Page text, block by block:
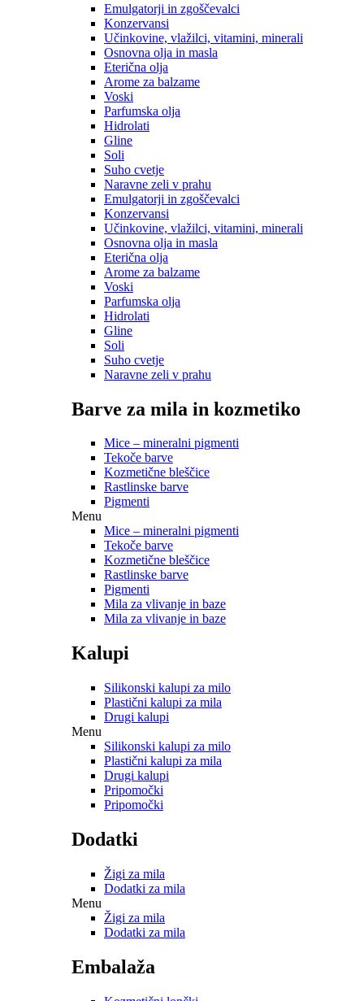
Emulgatorji in zgoščevalci
Konzervansi
Učinkovine, vlažilci, vitamini, minerali
Osnovna olja in masla
Eterična olja
Arome za balzame
Voski
Parfumska olja
Hidrolati
Gline
Soli
Suho cvetje
Naravne zeli v prahu
Emulgatorji in zgoščevalci
Konzervansi
Učinkovine, vlažilci, vitamini, minerali
Osnovna olja in masla
Eterična olja
Arome za balzame
Voski
Parfumska olja
Hidrolati
Gline
Soli
Suho cvetje
Naravne zeli v prahu
Barve za mila in kozmetiko
Mice – mineralni pigmenti
Tekoče barve
Kozmetične bleščice
Rastlinske barve
Pigmenti
Menu
Mice – mineralni pigmenti
Tekoče barve
Kozmetične bleščice
Rastlinske barve
Pigmenti
Mila za vlivanje in baze
Mila za vlivanje in baze
Kalupi
Silikonski kalupi za milo
Plastični kalupi za mila
Drugi kalupi
Menu
Silikonski kalupi za milo
Plastični kalupi za mila
Drugi kalupi
Pripomočki
Pripomočki
Dodatki
Žigi za mila
Dodatki za mila
Menu
Žigi za mila
Dodatki za mila
Embalaža